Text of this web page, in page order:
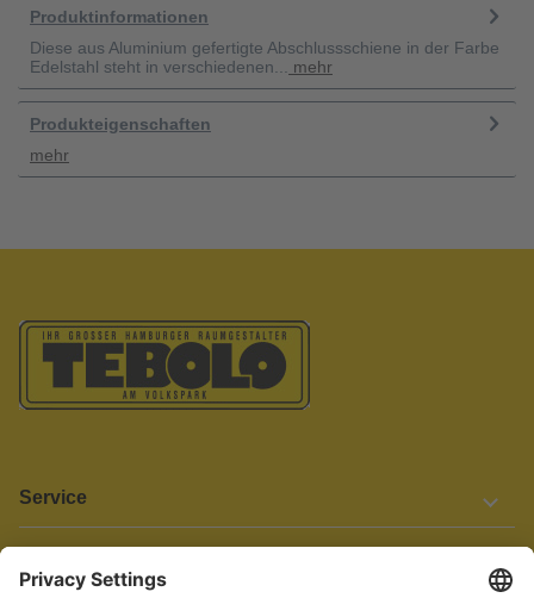
Produktinformationen
Diese aus Aluminium gefertigte Abschlussschiene in der Farbe
Edelstahl steht in verschiedenen...
mehr
Produkteigenschaften
mehr
Service
Informationen